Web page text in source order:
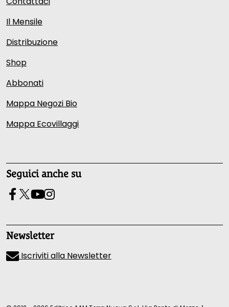
Il Mensile
Distribuzione
Shop
Abbonati
Mappa Negozi Bio
Mappa Ecovillaggi
Seguici anche su
Newsletter
Iscriviti alla Newsletter